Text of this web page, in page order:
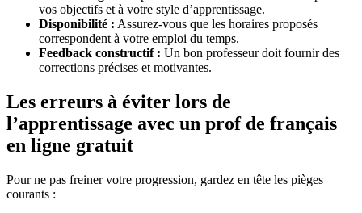
vos objectifs et à votre style d’apprentissage.
Disponibilité : Assurez-vous que les horaires proposés
correspondent à votre emploi du temps.
Feedback constructif : Un bon professeur doit fournir des
corrections précises et motivantes.
Les erreurs à éviter lors de
l’apprentissage avec un prof de français
en ligne gratuit
Pour ne pas freiner votre progression, gardez en tête les pièges
courants :